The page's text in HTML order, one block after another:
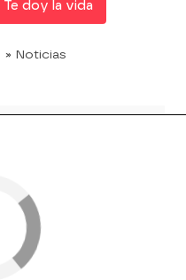
Te doy la vida
» Noticias